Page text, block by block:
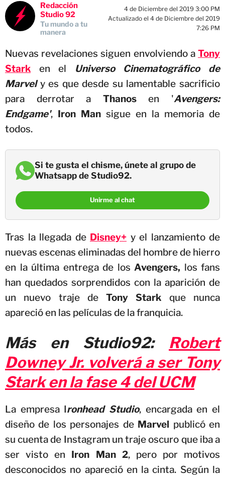
Redacción
Studio 92
Tu mundo a tu
manera
4 de Diciembre del 2019 3:00 PM
Actualizado el 4 de Diciembre del 2019
7:26 PM
Nuevas revelaciones siguen envolviendo a Tony
Stark en el Universo Cinematográfico de
Marvely es que desde su lamentable sacrificio
para derrotar a Thanosen 'Avengers:
Endgame', Iron Man sigue en la memoria de
todos.
Si te gusta el chisme, únete al grupo de
Whatsapp de Studio92.
Unirme al chat
Tras la llegada de Disney+ y el lanzamiento de
nuevas escenas eliminadas del hombre de hierro
en la última entrega de los Avengers, los fans
han quedados sorprendidos con la aparición de
un nuevo traje deTony Stark que nunca
apareció en las películas de la franquicia.
Más en Studio92: Robert
Downey Jr. volverá a ser Tony
Stark en la fase 4 del UCM
La empresa Ironhead Studio, encargada en el
diseño de los personajes deMarvel publicó en
su cuenta de Instagram un traje oscuro que iba a
ser visto en Iron Man 2, pero por motivos
desconocidos no apareció en la cinta. Según la